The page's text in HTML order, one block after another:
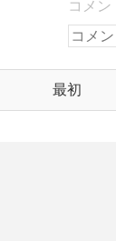
コメン
最初